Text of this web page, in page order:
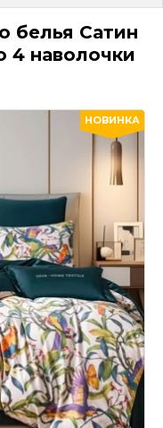
белья Сатин
4 наволочки
НОВИНКА